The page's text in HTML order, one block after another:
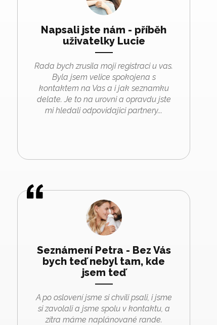
Napsali jste nám - příběh
uživatelky Lucie
Rada bych zrusila moji registraci u vas.
Byla jsem velice spokojena s
kontaktem na Vas a i jak seznamku
delate. Je to na urovni a opravdu jste
mi hledali odpovidajici partnery...
Seznámení Petra - Bez Vás
bych teď nebyl tam, kde
jsem teď
A po oslovení jsme si chvíli psali, i jsme
si zavolali a jsme spolu v kontaktu, a
zítra máme naplánované rande.